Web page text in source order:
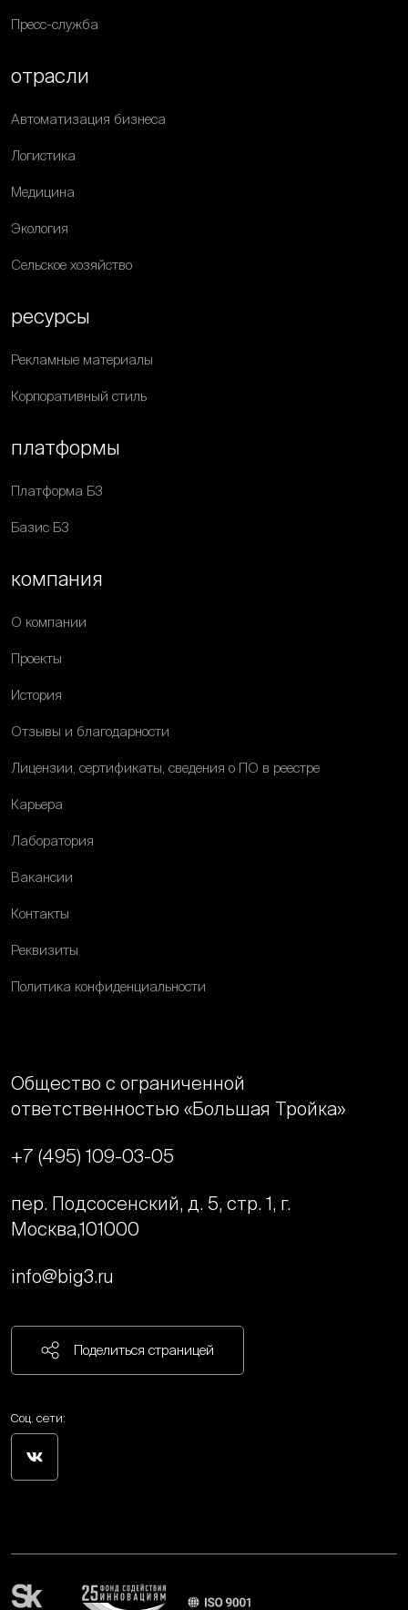
Пресс-служба
отрасли
Автоматизация бизнеса
Логистика
Медицина
Экология
Сельское хозяйство
ресурсы
Рекламные материалы
Корпоративный стиль
платформы
Платформа Б3
Базис Б3
компания
О компании
Проекты
История
Отзывы и благодарности
Лицензии, сертификаты, сведения о ПО в реестре
Карьера
Лаборатория
Вакансии
Контакты
Реквизиты
Политика конфиденциальности
Общество с ограниченной
ответственностью «Большая Тройка»
+7 (495) 109-03-05
пер. Подсосенский, д. 5, стр. 1, г.
Москва,101000
info@big3.ru
Поделиться страницей
Соц. сети: